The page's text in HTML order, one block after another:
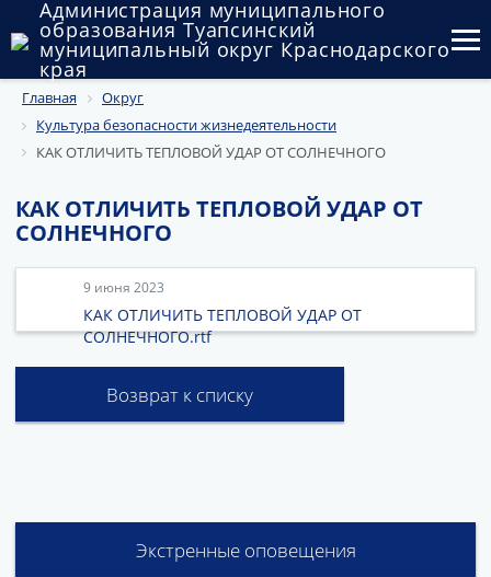
Администрация муниципального
образования Туапсинский
муниципальный округ Краснодарского
края
Округ
Администрация
Муниципальные закупки
Государственный и муниципальный контроль
Муниципальное имущество
Публичные слушания и общественные обсуждения
Документы
Главная
Округ
Культура безопасности жизнедеятельности
КАК ОТЛИЧИТЬ ТЕПЛОВОЙ УДАР ОТ СОЛНЕЧНОГО
КАК ОТЛИЧИТЬ ТЕПЛОВОЙ УДАР ОТ
СОЛНЕЧНОГО
9 июня 2023
КАК ОТЛИЧИТЬ ТЕПЛОВОЙ УДАР ОТ
СОЛНЕЧНОГО.rtf
Возврат к списку
Экстренные оповещения